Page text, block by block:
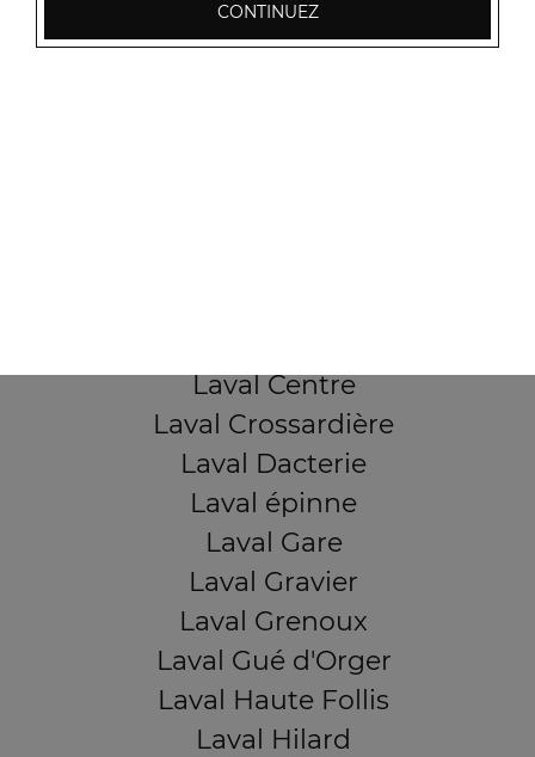
103, Avenue Robert Buron
Laval Centre
Laval Crossardière
Laval Dacterie
Laval épinne
Laval Gare
Laval Gravier
Laval Grenoux
Laval Gué d'Orger
Laval Haute Follis
Laval Hilard
CONTINUEZ